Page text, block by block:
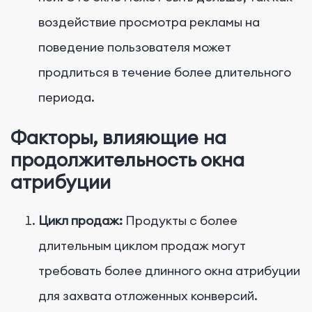
воздействие просмотра рекламы на
поведение пользователя может
продлиться в течение более длительного
периода.
Факторы, влияющие на
продолжительность окна
атрибуции
Цикл продаж: Продукты с более
длительным циклом продаж могут
требовать более длинного окна атрибуции
для захвата отложенных конверсий.